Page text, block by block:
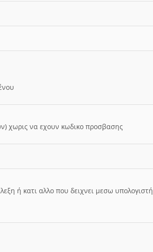
χωρις να εχουν κωδικο προσβασης
ή κατι αλλο που δειχνει μεσω υπολογιστή